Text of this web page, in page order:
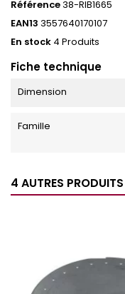
Référence38-RIB1665
EAN13 3557640170107
En stock 4 Produits
Fiche technique
Dimension
Famille
4 AUTRES